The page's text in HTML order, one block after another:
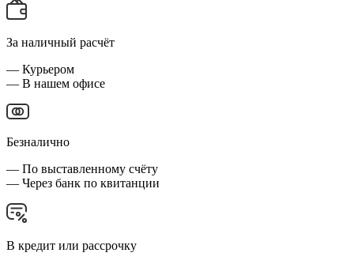
За наличный расчёт
— Курьером
— В нашем офисе
Безналично
— По выставленному счёту
— Через банк по квитанции
В кредит или рассрочку